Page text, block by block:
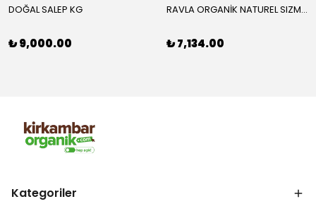
DOĞAL SALEP KG
₺ 9,000.00
RAVLA ORGANİK NATUREL SIZMA ZEYTİNYAĞI 5L
₺ 7,134.00
Kategoriler